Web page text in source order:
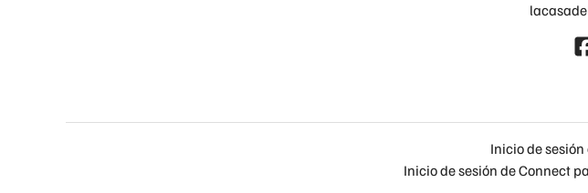
Inicio de
Inicio de sesión de Connect